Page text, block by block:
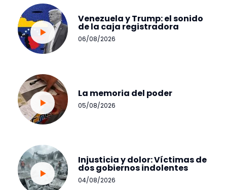
Venezuela y Trump: el sonido
de la caja registradora
06/08/2026
La memoria del poder
05/08/2026
Injusticia y dolor: Víctimas de
dos gobiernos indolentes
04/08/2026